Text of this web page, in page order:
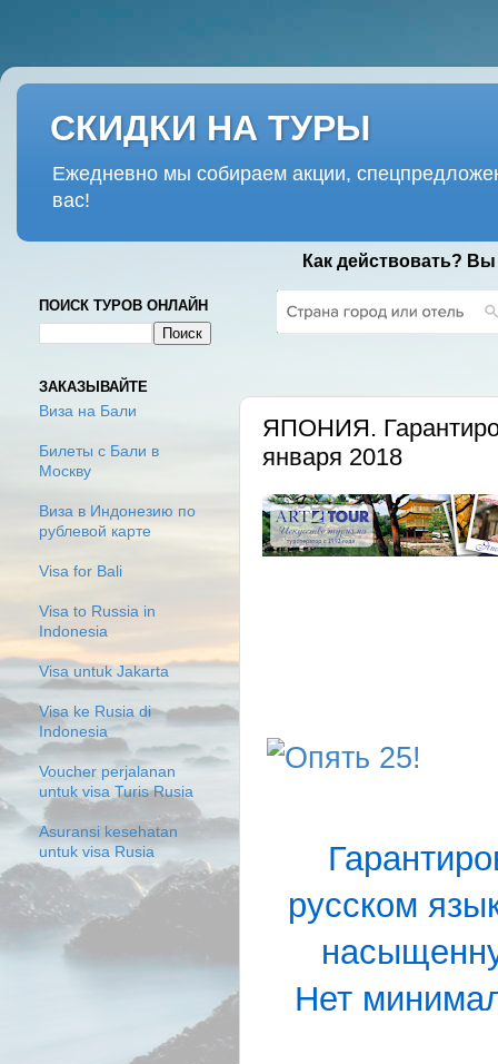
СКИДКИ НА ТУРЫ
Ежедневно мы собираем акции,
вас!
Как действовать?
ЯПОНИЯ.
января 2018
русском
Нет
ПОИСК ТУРОВ ОНЛАЙН
ЗАКАЗЫВАЙТЕ
Виза на Бали
Билеты с Бали в
Москву
Виза в Индонезию по
рублевой карте
Visa for Bali
Visa to Russia in
Indonesia
Visa untuk Jakarta
Visa ke Rusia di
Indonesia
Voucher perjalanan
untuk visa Turis Rusia
Asuransi kesehatan
untuk visa Rusia